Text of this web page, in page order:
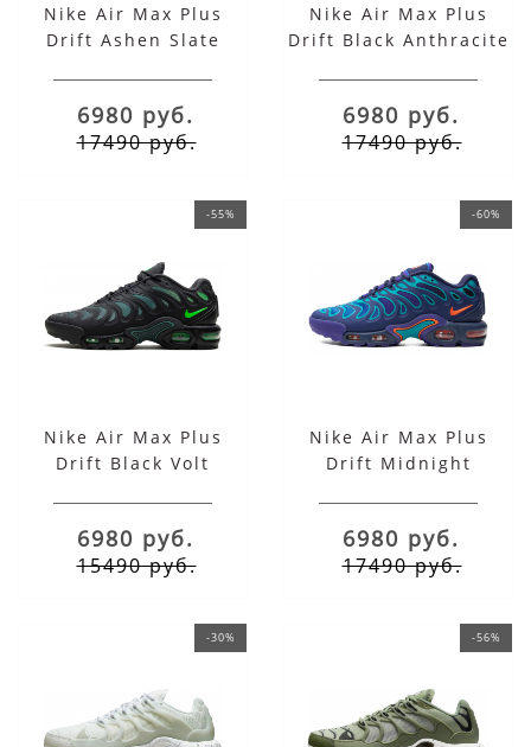
Nike Air Max Plus
Drift Ashen Slate
6980 руб.
17490 руб.
Nike Air Max Plus
Drift Black Anthracite
6980 руб.
17490 руб.
-55%
Nike Air Max Plus
Drift Black Volt
6980 руб.
15490 руб.
-60%
Nike Air Max Plus
Drift Midnight
6980 руб.
17490 руб.
-30% -56%